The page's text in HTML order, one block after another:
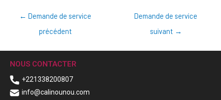
← Demande de service
précédent
Demande de service
suivant →
NOUS CONTACTER
+221338200807
info@calinounou.com